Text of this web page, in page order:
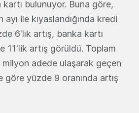
bulunuyor. Buna göre,
ayı ile kıyaslandığında kredi
6'lık artış, banka kartı
11'lik artış görüldü. Toplam
milyon adede ulaşarak geçen
göre yüzde 9 oranında artış